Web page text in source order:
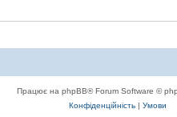
Працює на phpBB® Forum Software ©
Конфіденційність | Умови